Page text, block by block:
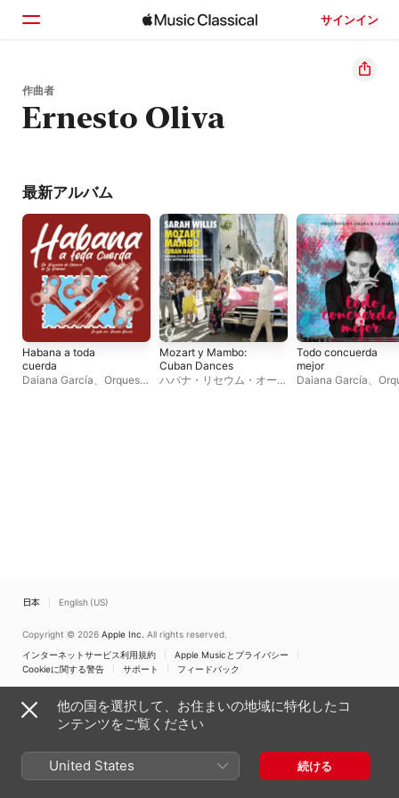
サインイン
見つける
作曲者
Ernesto Oliva
最新アルバム
Habana a toda
cuerda
Daiana García、 Orquesta
Mozart y Mambo:
Cuban Dances
ハバナ・リセウム・オーケ
Todo concuerda
mejor
Daiana García、
日本 English (US)
Copyright © 2026 Apple Inc. All rights reserved.
インターネットサービス利用規約
Apple Musicとプライバシー
Cookieに関する警告
サポート フィードバック
他の国を選択して、お住まいの地域に特化したコ
ンテンツをご覧ください
United States 続ける